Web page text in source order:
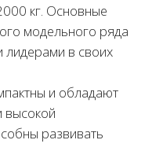
кг. Основные
модельного ряда
в своих
и обладают
высокой
развивать